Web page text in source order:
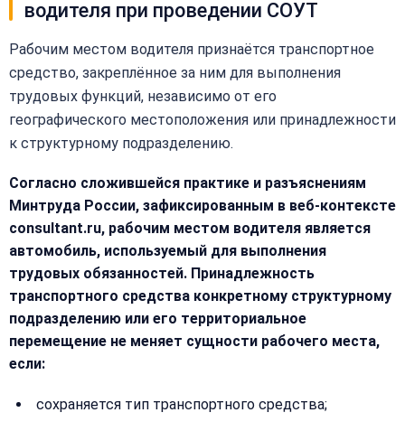
Закрыть
меню
водителя при проведении СОУТ
Рабочим местом водителя признаётся транспортное
средство, закреплённое за ним для выполнения
трудовых функций, независимо от его
географического местоположения или принадлежности
к структурному подразделению.
Согласно сложившейся практике и разъяснениям
Минтруда России, зафиксированным в веб-контексте
consultant.ru, рабочим местом водителя является
автомобиль, используемый для выполнения
трудовых обязанностей. Принадлежность
транспортного средства конкретному структурному
подразделению или его территориальное
перемещение не меняет сущности рабочего места,
если:
сохраняется тип транспортного средства;
Написать
нам
Имя:
Email:
Бесплатная
консультация
Оставьте
имя
и
телефон
—
перезвоним